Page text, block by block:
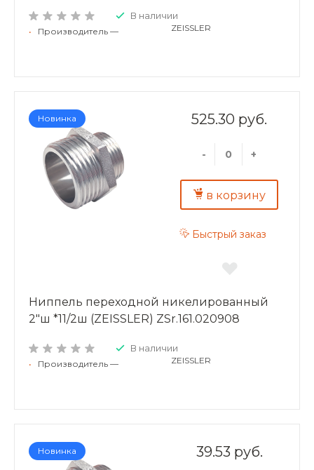
В наличии
• Производитель — ZEISSLER
Новинка 525.30 руб.
- +
в корзину
Быстрый заказ
Ниппель переходной никелированный
2"ш *11/2ш (ZEISSLER) ZSr.161.020908
В наличии
• Производитель — ZEISSLER
Новинка 39.53 руб.